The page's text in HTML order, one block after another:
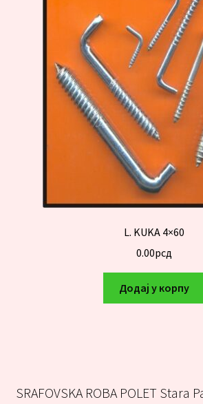
L. KUKA 4×60
0.00рсд
Додај у корпу
SRAFOVSKA ROBA POLET Stara